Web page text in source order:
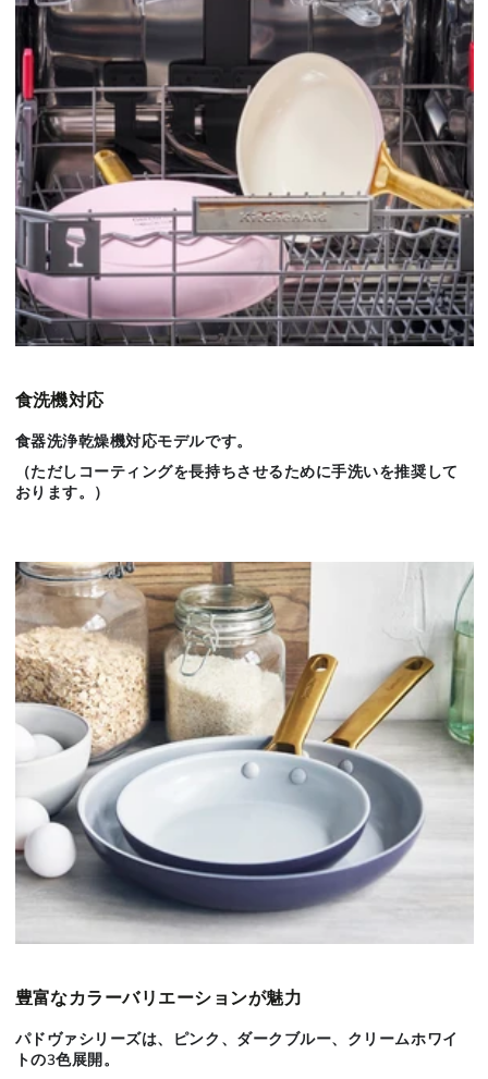
食洗機対応
食器洗浄乾燥機対応モデルです。
（ただしコーティングを長持ちさせるために手洗いを推奨して
おります。）
豊富なカラーバリエーションが魅力
パドヴァシリーズは、ピンク、ダークブルー、クリームホワイ
トの3色展開。